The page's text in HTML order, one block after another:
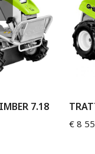
7.18
€8